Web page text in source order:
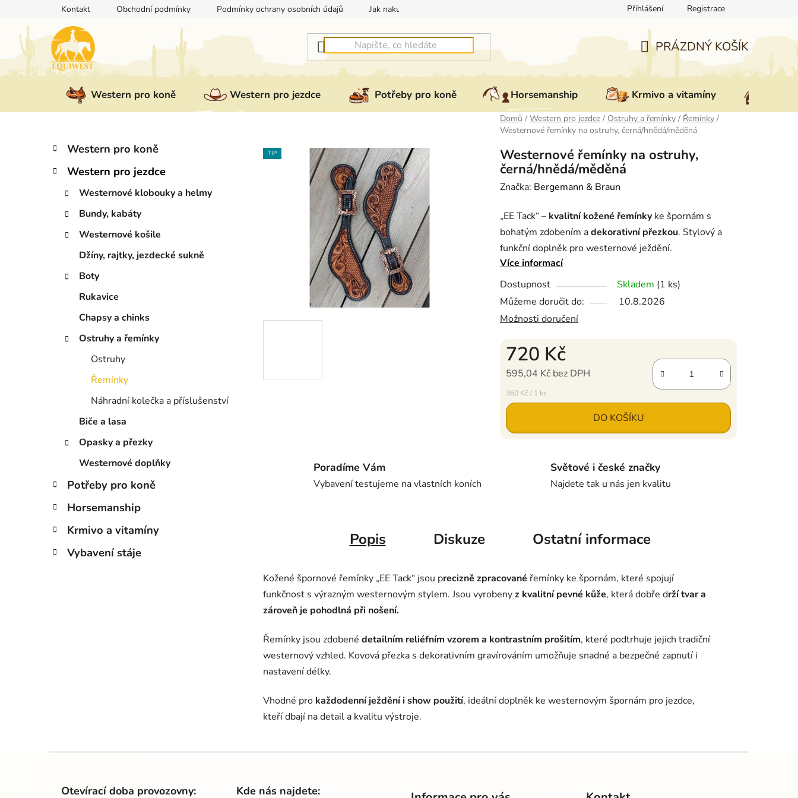
obsah
Kontakt Obchodní podmínky Podmínky ochrany osobních údajů Jak nakupovat Reklamace Doprava a platba
Přihlášení Registrace
NÁKUPNÍ
KOŠÍK
PRÁZDNÝ KOŠÍK
Western pro koně Western pro jezdce Potřeby pro koně Horsemanship Krmivo a vitamíny
Domů / Western pro jezdce / Ostruhy a řemínky / Řemínky /
Westernové řemínky na ostruhy, černá/hnědá/měděná
P
s
Přeskočit
kategorie
K
a
Western pro koně
Western pro jezdce
Westernové klobouky a helmy
Bundy, kabáty
Westernové košile
Džíny, rajtky, jezdecké sukně
Boty
Rukavice
Chapsy a chinks
Ostruhy a řemínky
Ostruhy
Řemínky
Náhradní kolečka a příslušenství
Biče a lasa
Opasky a přezky
Westernové doplňky
Potřeby pro koně
Horsemanship
Krmivo a vitamíny
Vybavení stáje
Westernové řemínky na ostruhy,
černá/hnědá/měděná
Značka: Bergemann & Braun
„EE Tack“ – kvalitní kožené řemínky ke špornám s
bohatým zdobením adekorativní přezkou. Stylový a
funkční doplněk pro westernové ježdění.
Více informací
Dostupnost
Skladem (1 ks)
Můžeme doručit do:
10.8.2026
Možnosti doručení
720 Kč
595,04 Kč bez DPH
Měrná cena:
360 Kč / 1 ks
DO KOŠÍKU
TIP
Poradíme Vám
Vybavení testujeme na vlastních koních
Světové i české značky
Najdete tak u nás jen kvalitu
Popis Diskuze Ostatní informace
Kožené špornové řemínky „EE Tack“ jsou precizně zpracované řemínky ke špornám, které spojují
funkčnost s výrazným westernovým stylem. Jsou vyrobenyz kvalitní pevné kůže, která dobře drží tvar a
zároveň je pohodlná při nošení.
Řemínky jsou zdobené detailním reliéfním vzorem a kontrastním prošitím, které podtrhuje jejich tradiční
westernový vzhled. Kovová přezka s dekorativním gravírováním umožňuje snadné a bezpečné zapnutí i
nastavení délky.
Vhodné pro každodenní ježdění i show použití, ideální doplněk ke westernovým špornám pro jezdce,
kteří dbají na detail a kvalitu výstroje.
Otevírací doba provozovny: Kde nás najdete: